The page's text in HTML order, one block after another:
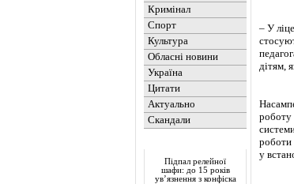
Кримінал
Спорт
Культура
Обласні новини
Україна
Цитати
Актуально
Скандали
Підпал релейної
шафи: до 15 років
ув’язнення з конфіска
– У
дітям,
роботу
роботи
у